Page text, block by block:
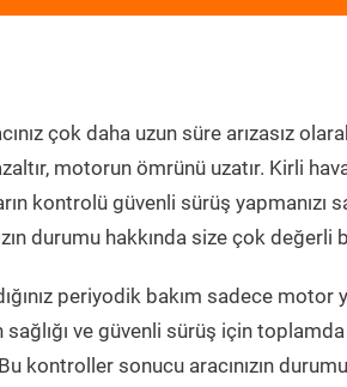
çok daha uzun süre arızasız
motorun ömrünü uzatır. Kirli
kontrolü güvenli sürüş yapmanızı
durumu hakkında size çok değerli
periyodik bakım sadece motor
sağlığı ve güvenli sürüş için
kontroller sonucu aracınızın